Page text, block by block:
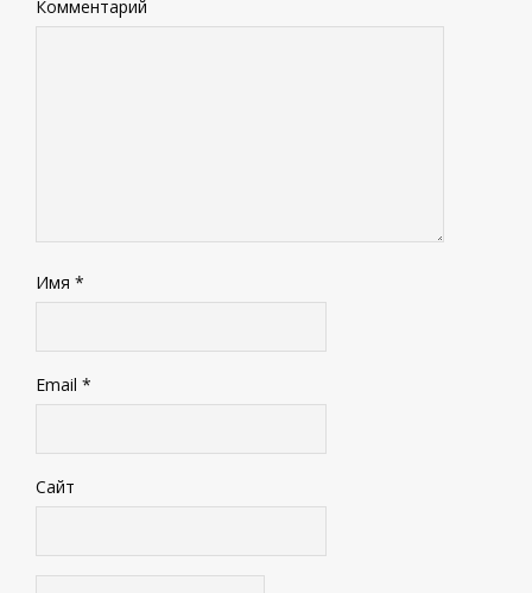
Комментарий
Имя *
Email *
Сайт